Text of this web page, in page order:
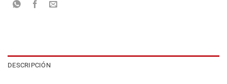
DESCRIPCIÓN